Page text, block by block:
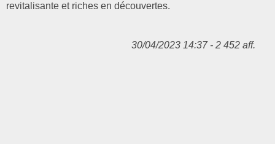
revitalisante et riches en découvertes.
30/04/2023 14:37 - 2 452 aff.